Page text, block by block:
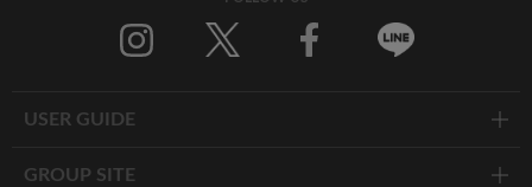
USER GUIDE
GROUP SITE